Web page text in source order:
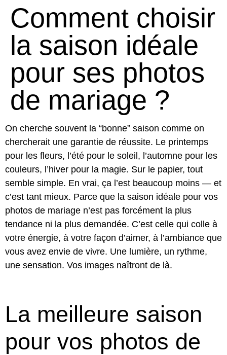
Comment choisir
la saison idéale
pour ses photos
de mariage ?
On cherche souvent la “bonne” saison comme on
chercherait une garantie de réussite. Le printemps
pour les fleurs, l’été pour le soleil, l’automne pour les
couleurs, l’hiver pour la magie. Sur le papier, tout
semble simple. En vrai, ça l’est beaucoup moins — et
c’est tant mieux. Parce que la saison idéale pour vos
photos de mariage n’est pas forcément la plus
tendance ni la plus demandée. C’est celle qui colle à
votre énergie, à votre façon d’aimer, à l’ambiance que
vous avez envie de vivre. Une lumière, un rythme,
une sensation. Vos images naîtront de là.
La meilleure saison
pour vos photos de